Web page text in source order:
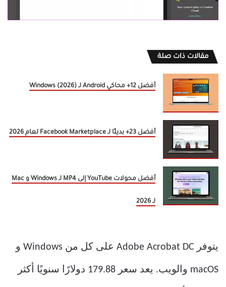
مقالات ذات صلة
أفضل 12+ محاكي Android لـ Windows (2026)
أفضل 23+ بديلًا لـ Facebook Marketplace لعام 2026
أفضل محولات YouTube إلى MP4 لـ Windows و Mac
لـ 2026
يتوفر Adobe Acrobat DC على كل من Windows و
macOS والويب. يعد سعر 179.88 دولارًا سنويًا أكثر